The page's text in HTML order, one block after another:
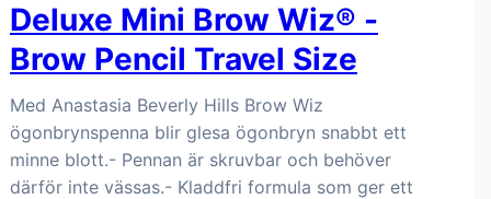
Deluxe Mini Brow Wiz® -
Brow Pencil Travel Size
Med Anastasia Beverly Hills Brow Wiz
ögonbrynspenna blir glesa ögonbryn snabbt ett
minne blott.- Pennan är skruvbar och behöver
därför inte vässas.- Kladdfri formula som ger ett